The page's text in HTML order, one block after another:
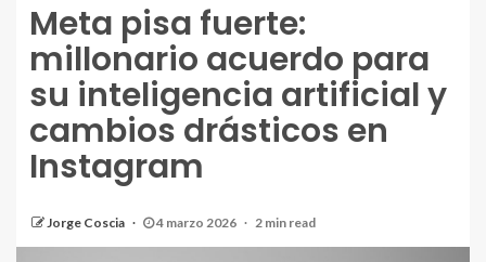
Meta pisa fuerte:
millonario acuerdo para
su inteligencia artificial y
cambios drásticos en
Instagram
Jorge Coscia 4 marzo 2026 2 min read